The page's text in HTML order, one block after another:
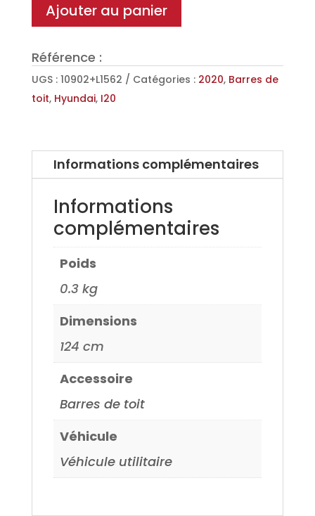
toit
en
Aluminium
pour
5
portes
Ajouter au panier
Référence :
UGS : 10902+L1562 Catégories : 2020, Barres de
toit, Hyundai, I20
Informations complémentaires
Informations
complémentaires
Poids
0.3 kg
Dimensions
124 cm
Accessoire
Barres de toit
Véhicule
Véhicule utilitaire